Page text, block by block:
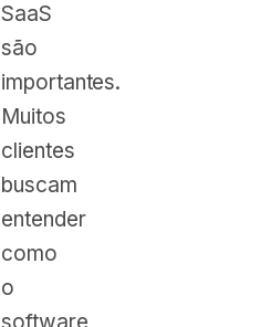
SaaS
são
importantes.
Muitos
clientes
buscam
entender
como
o